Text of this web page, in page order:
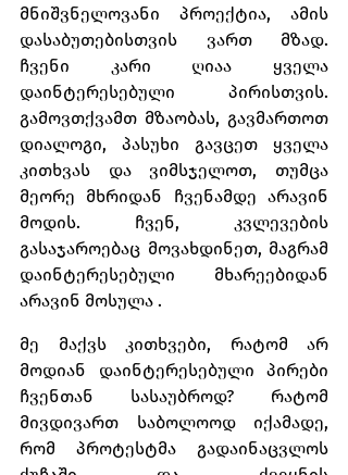
მნიშვნელოვანი პროექტია, ამის
დასაბუთებისთვის ვართ მზად.
ჩვენი კარი ღიაა ყველა
დაინტერესებული პირისთვის.
გამოვთქვამთ მზაობას, გავმართოთ
დიალოგი, პასუხი გავცეთ ყველა
კითხვას და ვიმსჯელოთ, თუმცა
მეორე მხრიდან ჩვენამდე არავინ
მოდის. ჩვენ, კვლევების
გასაჯაროებაც მოვახდინეთ, მაგრამ
დაინტერესებული მხარეებიდან
არავინ მოსულა .
მე მაქვს კითხვები, რატომ არ
მოდიან დაინტერესებული პირები
ჩვენთან სასაუბროდ? რატომ
მივდივართ საბოლოოდ იქამადე,
რომ პროტესტმა გადაინაცვლოს